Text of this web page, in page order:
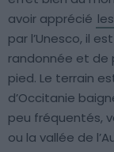
avoir apprécié
par l’Unesco, il
randonnée et de
pied. Le terrain
d’Occitanie
peu fréquentés,
ou la vallée de